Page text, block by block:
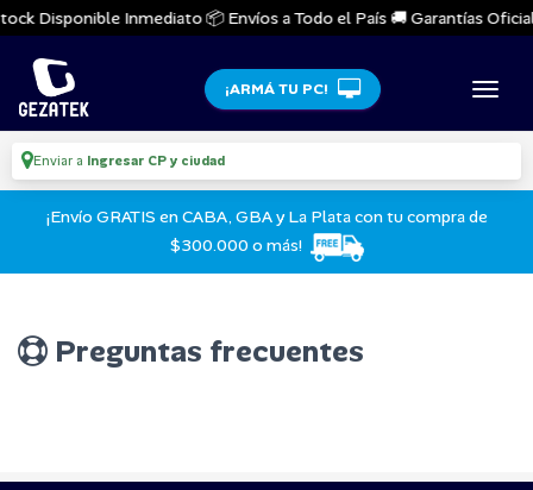
Disponible Inmediato 📦 Envíos a Todo el País 🚚 Garantías
¡ARMÁ TU PC!
Enviar a Ingresar CP y ciudad
¡Envío GRATIS en CABA, GBA y La Plata con tu compra de
$300.000 o más!
Preguntas frecuentes